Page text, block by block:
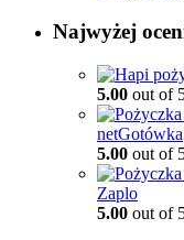
Najwyżej
5.00 out of
netGotówka
5.00 out of
Zaplo
5.00 out of